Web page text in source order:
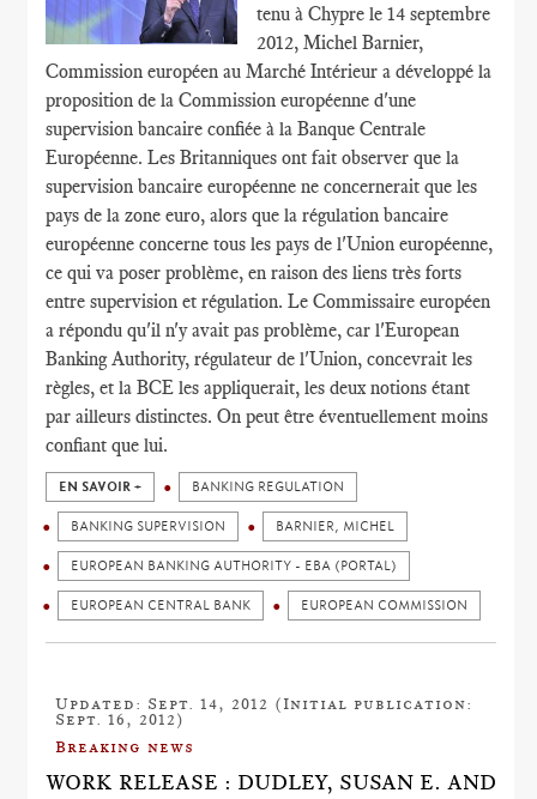
tenu à Chypre le 14 septembre
2012, Michel Barnier,
Commission européen au Marché Intérieur a développé la
proposition de la Commission européenne d'une
supervision bancaire confiée à la Banque Centrale
Européenne. Les Britanniques ont fait observer que la
supervision bancaire européenne ne concernerait que les
pays de la zone euro, alors que la régulation bancaire
européenne concerne tous les pays de l'Union européenne,
ce qui va poser problème, en raison des liens très forts
entre supervision et régulation. Le Commissaire européen
a répondu qu'il n'y avait pas problème, car l'European
Banking Authority, régulateur de l'Union, concevrait les
règles, et la BCE les appliquerait, les deux notions étant
par ailleurs distinctes. On peut être éventuellement moins
confiant que lui.
EN SAVOIR + BANKING REGULATION
BANKING SUPERVISION BARNIER, MICHEL
EUROPEAN BANKING AUTHORITY - EBA (PORTAL)
EUROPEAN CENTRAL BANK EUROPEAN COMMISSION
Updated: Sept. 14, 2012 (Initial publication:
Sept. 16, 2012)
Breaking news
WORK RELEASE : DUDLEY, SUSAN E. AND